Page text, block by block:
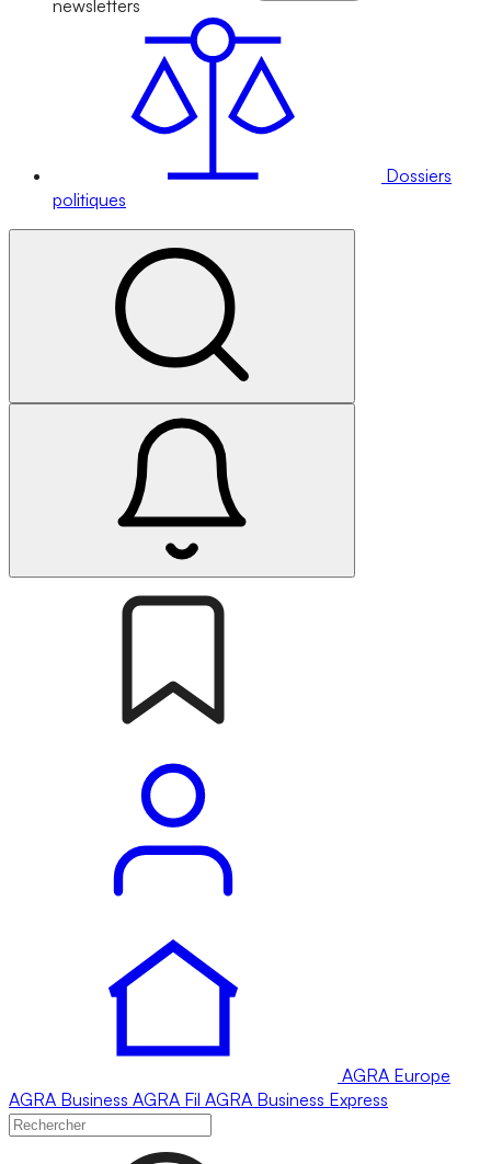
newsletters
Dossiers
politiques
AGRA Europe
AGRA Business AGRA Fil AGRA Business Express